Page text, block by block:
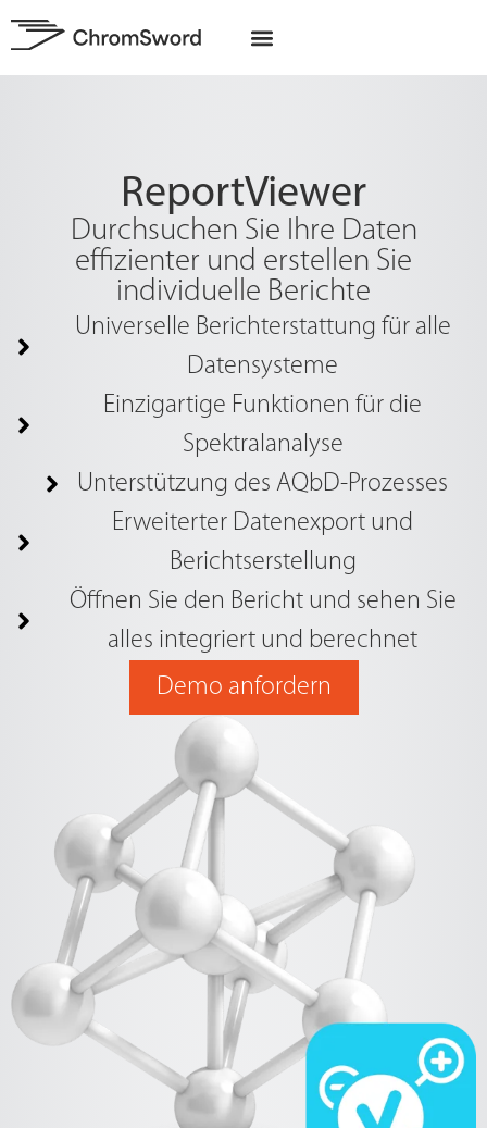
ReportViewer
Durchsuchen Sie Ihre Daten
effizienter und erstellen Sie
individuelle Berichte
Universelle Berichterstattung für alle
Datensysteme
Einzigartige Funktionen für die
Spektralanalyse
Unterstützung des AQbD-Prozesses
Erweiterter Datenexport und
Berichtserstellung
Öffnen Sie den Bericht und sehen Sie
alles integriert und berechnet
Demo anfordern